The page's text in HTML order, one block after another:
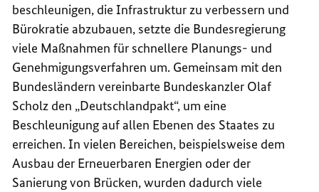
beschleunigen, die Infrastruktur zu verbessern und
Bürokratie abzubauen, setzte die Bundesregierung
viele Maßnahmen für schnellere Planungs- und
Genehmigungsverfahren um. Gemeinsam mit den
Bundesländern vereinbarte Bundeskanzler Olaf
Scholz den „Deutschlandpakt“, um eine
Beschleunigung auf allen Ebenen des Staates zu
erreichen. In vielen Bereichen, beispielsweise dem
Ausbau der Erneuerbaren Energien oder der
Sanierung von Brücken, wurden dadurch viele